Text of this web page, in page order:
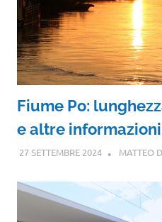
Fiume Po:
e altre informazioni
27 SETTEMBRE 2024 MATTEO